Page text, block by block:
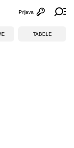
Otvori
Prijava
TABELE